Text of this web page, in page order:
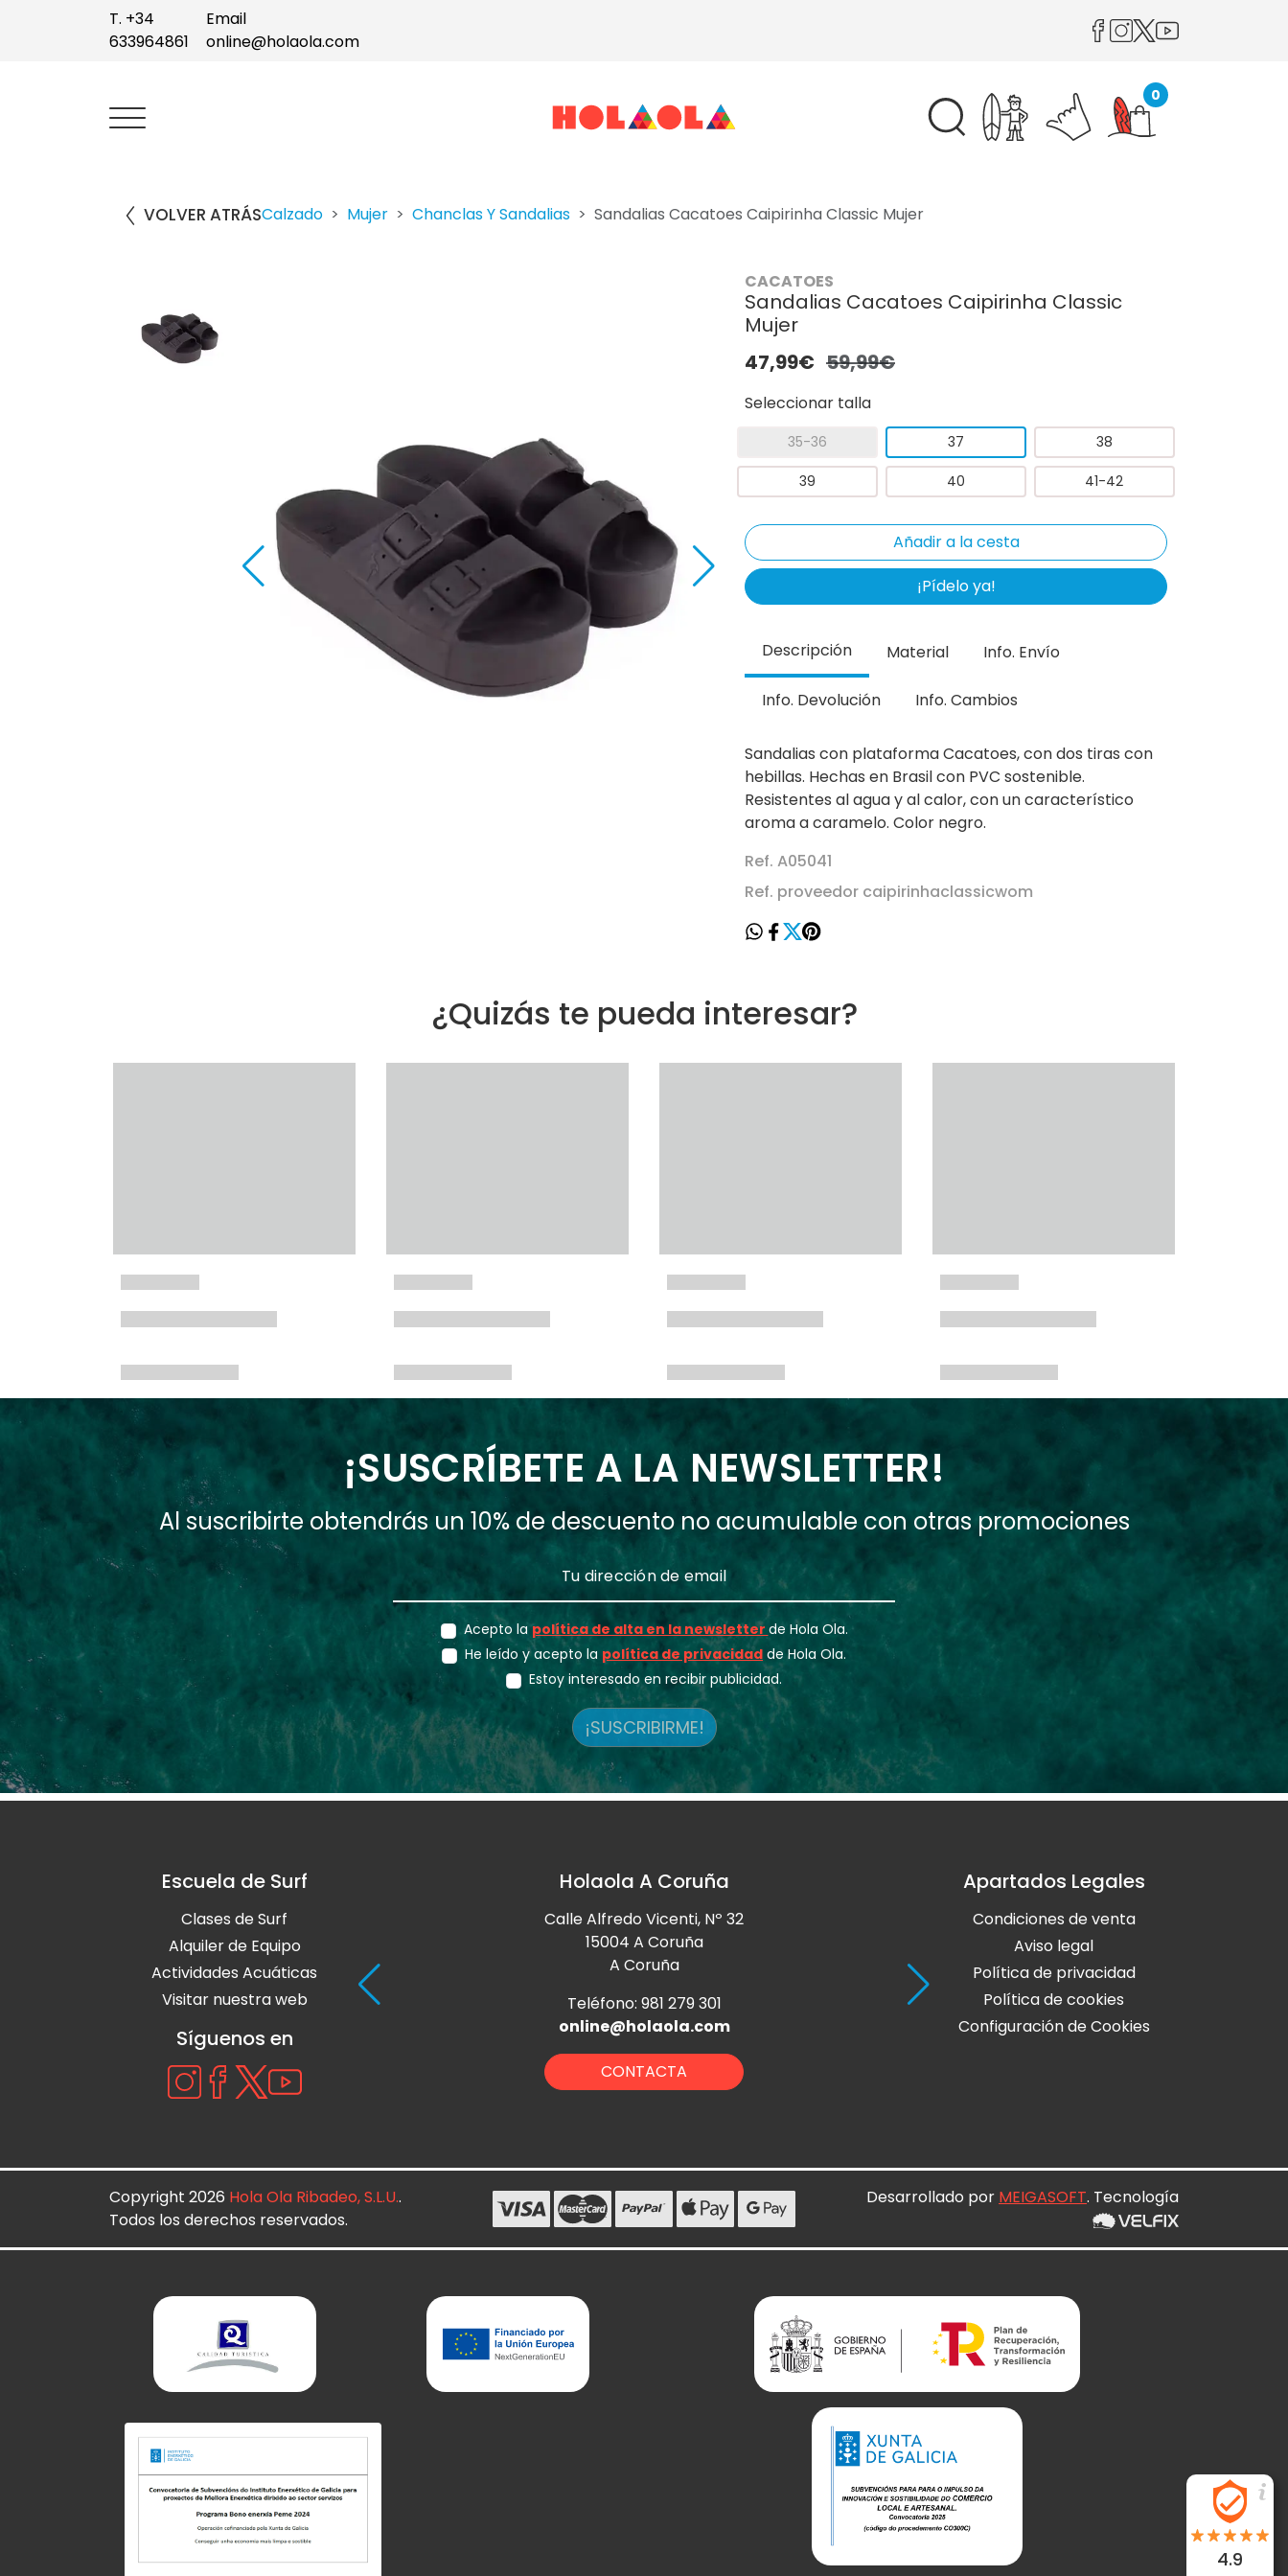
T. +34
633964861
Email
online@holaola.com
0
VOLVER ATRÁSCalzado Mujer Chanclas Y Sandalias Sandalias Cacatoes Caipirinha Classic Mujer
CACATOES
Sandalias Cacatoes Caipirinha Classic
Mujer
47,99€ 59,99€
Seleccionar talla
35-36 37 38
39 40 41-42
¡Pídelo ya!
Descripción Material Info. Envío
Info. Devolución Info. Cambios
Sandalias con plataforma Cacatoes, con dos tiras con
hebillas. Hechas en Brasil con PVC sostenible.
Resistentes al agua y al calor, con un característico
aroma a caramelo. Color negro.
Ref. A05041
Ref. proveedor caipirinhaclassicwom
¿Quizás te pueda interesar?
¡SUSCRÍBETE A LA NEWSLETTER!
Al suscribirte obtendrás un 10% de descuento no acumulable con otras promociones
Acepto la política de alta en la newsletter de Hola Ola.
He leído y acepto la política de privacidad de Hola Ola.
Estoy interesado en recibir publicidad.
¡SUSCRIBIRME!
Escuela de Surf
Clases de Surf
Alquiler de Equipo
Actividades Acuáticas
Visitar nuestra web
Síguenos en
Holaola A Coruña
Calle Alfredo Vicenti, Nº 32
15004 A Coruña
A Coruña
Teléfono: 981 279 301
online@holaola.com
CONTACTA
Holaola Ribadeo
Avda de Leopoldo Calvo Sotelo,
Teléfono: 982 128 424
online@holaola.com
Apartados Legales
Condiciones de venta
Aviso legal
Política de privacidad
Política de cookies
Configuración de Cookies
Copyright 2026 Hola Ola Ribadeo, S.L.U..
Todos los derechos reservados.
Desarrollado por MEIGASOFT. Tecnología
4.9